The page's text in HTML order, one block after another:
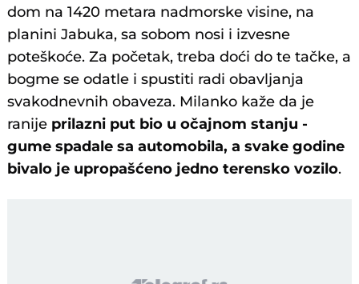
dom na 1420 metara nadmorske visine, na
planini Jabuka, sa sobom nosi i izvesne
poteškoće. Za početak, treba doći do te tačke, a
bogme se odatle i spustiti radi obavljanja
svakodnevnih obaveza. Milanko kaže da je
ranije prilazni put bio u očajnom stanju -
gume spadale sa automobila, a svake godine
bivalo je upropašćeno jedno terensko vozilo.